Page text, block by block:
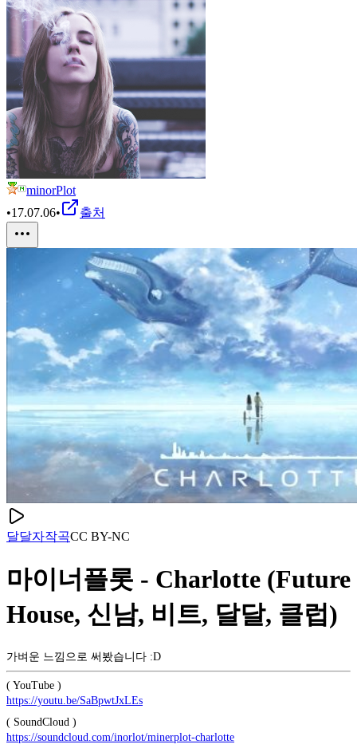
minorPlot
•17.07.06• 출처
달달자작곡CC BY-NC
마이너플롯 - Charlotte (Future
House, 신남, 비트, 달달, 클럽)
가벼운 느낌으로 써봤습니다 :D
( YouTube )
https://youtu.be/SaBpwtJxLEs
( SoundCloud )
https://soundcloud.com/inorlot/minerplot-charlotte